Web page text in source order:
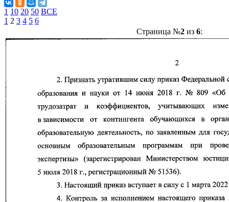
1 10 20 50 ВСЕ
1 2 3 4 5 6
Страница №2из 6: